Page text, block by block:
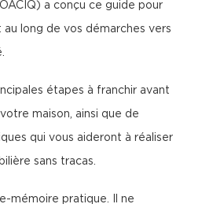
a conçu ce guide pour
long de vos démarches vers
étapes à franchir avant
maison, ainsi que de
qui vous aideront à réaliser
sans tracas.
mémoire pratique. Il ne